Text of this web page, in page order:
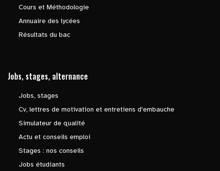
Cours et Méthodologie
Annuaire des lycées
Résultats du bac
Jobs, stages, alternance
Jobs, stages
Cv, lettres de motivation et entretiens d'embauche
Simulateur de qualité
Actu et conseils emploi
Stages : nos conseils
Jobs étudiants